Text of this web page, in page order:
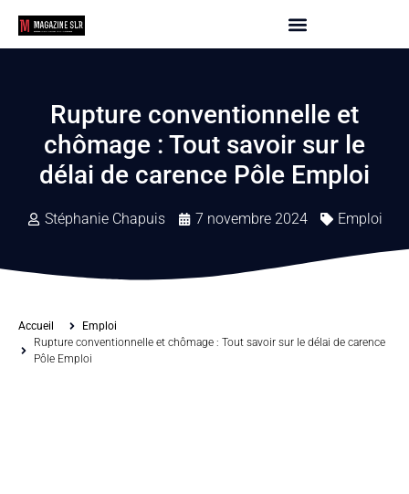
Rupture conventionnelle et
chômage : Tout savoir sur le
délai de carence Pôle Emploi
Stéphanie Chapuis 7 novembre 2024 Emploi
Accueil
Emploi
Rupture conventionnelle et chômage : Tout savoir sur le délai de carence
Pôle Emploi